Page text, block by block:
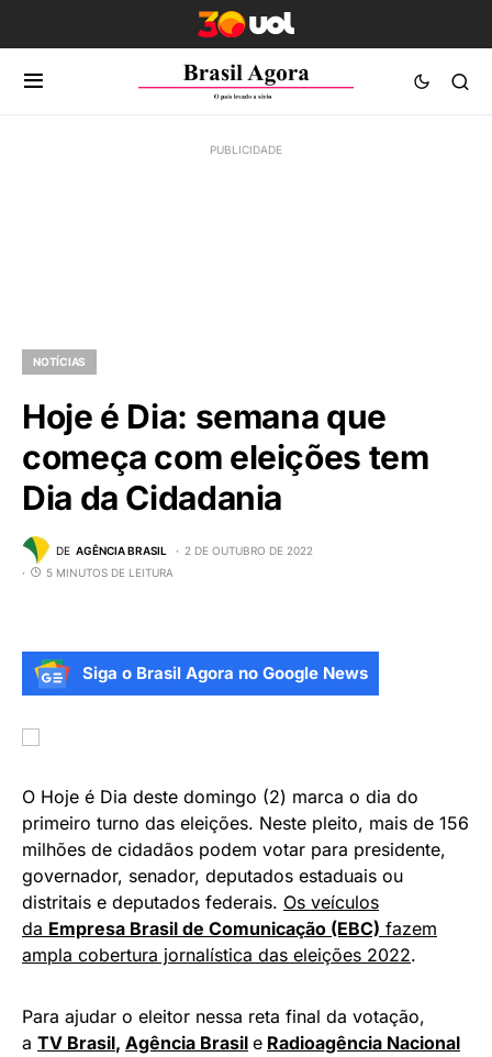
NOTÍCIAS
Hoje é Dia: semana que
começa com eleições tem
Dia da Cidadania
DE AGÊNCIA BRASIL
2 DE OUTUBRO DE 2022
5 MINUTOS DE LEITURA
Siga o Brasil Agora no Google News
O Hoje é Dia deste domingo (2) marca o dia do
primeiro turno das eleições. Neste pleito, mais de 156
milhões de cidadãos podem votar para presidente,
governador, senador, deputados estaduais ou
distritais e deputados federais. Os veículos
da Empresa Brasil de Comunicação (EBC) fazem
ampla cobertura jornalística das eleições 2022.
Para ajudar o eleitor nessa reta final da votação,
a TV Brasil, Agência Brasil e Radioagência Nacional